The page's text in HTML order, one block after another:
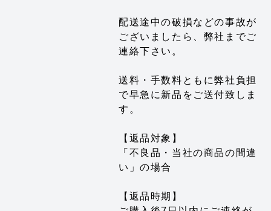
配送途中の破損などの事故が
ございましたら、弊社までご
連絡下さい。
送料・手数料ともに弊社負担
で早急に新品をご送付致しま
す。
【返品対象】
「不良品・当社の商品の間違
い」の場合
【返品時期】